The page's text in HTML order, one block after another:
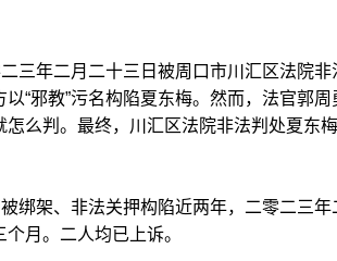
三年二月二十三日被周口市川汇区法院非
“邪教”污名构陷夏东梅。然而，法官郭
么判。最终，川汇区法院非法判处夏东
绑架、非法关押构陷近两年，二零二三年
月。二人均已上诉。